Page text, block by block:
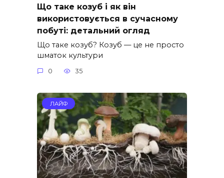
Що таке козуб і як він
використовується в сучасному
побуті: детальний огляд
Що таке козуб? Козуб — це не просто
шматок культури
0 35
ЛАЙФ